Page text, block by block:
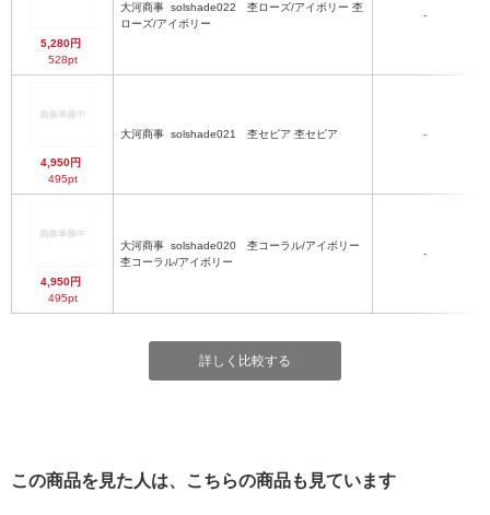
5,280円
528pt
大河商事
ローズ/アイボリー
-
4,950円
495pt
大河商事 solshade021 杢セピア 杢セピア -
4,950円
495pt
大河商事
杢コーラル/アイボリー
-
詳しく比較する
この商品を見た人は、こちらの商品も見ています